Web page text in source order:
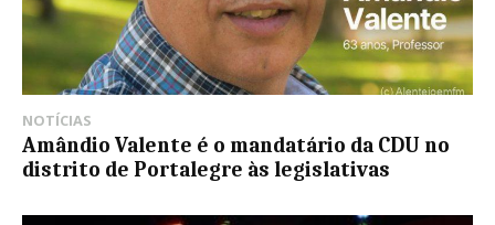
NOTÍCIAS
Amândio Valente é o mandatário da CDU no
distrito de Portalegre às legislativas